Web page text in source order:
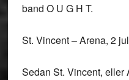
band O U G H T.
St. Vincent – Arena, 2
Sedan St. Vincent, eller